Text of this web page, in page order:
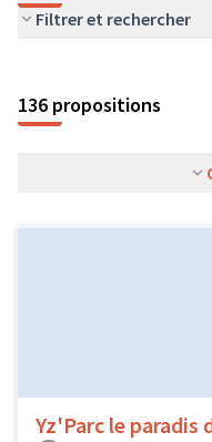
Filtrer et rechercher
136 propositions
Yz'Parc le paradis